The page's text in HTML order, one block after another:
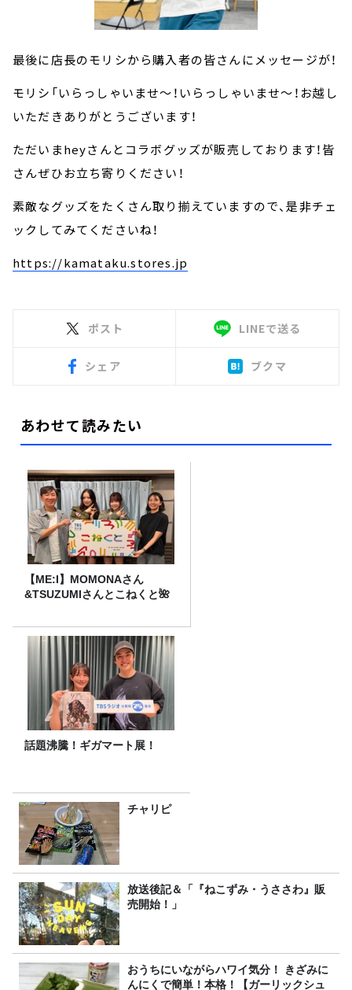
最後に店長のモリシから購入者の皆さんにメッセージが！
モリシ「いらっしゃいませ～！いらっしゃいませ～！お越し
いただきありがとうございます！
ただいまheyさんとコラボグッズが販売しております！皆
さんぜひお立ち寄りください！
素敵なグッズをたくさん取り揃えていますので、是非チェ
ックしてみてくださいね！
https://kamataku.stores.jp
ポスト LINEで送る
シェア ブクマ
あわせて読みたい
【ME:I】MOMONAさん
&TSUZUMIさんとこねくと🌺
話題沸騰！ギガマート展！
チャリピ
放送後記＆「『ねこずみ・うささわ』販
売開始！」
おうちにいながらハワイ気分！ きざみに
んにくで簡単！本格！【ガーリックシュ